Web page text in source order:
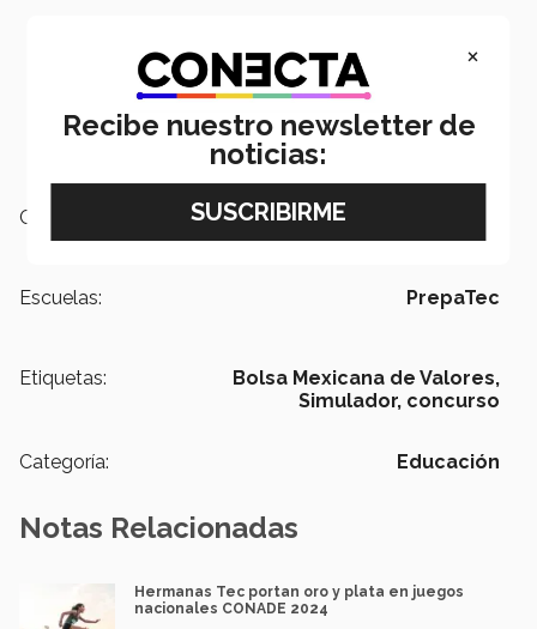
Campus:
Escuelas: PrepaTec
Etiquetas:
Bolsa Mexicana de Valores,
Simulador, concurso
Categoría: Educación
Notas Relacionadas
Hermanas Tec portan oro y plata en juegos
nacionales CONADE 2024
×
Recibe nuestro newsletter de
noticias: